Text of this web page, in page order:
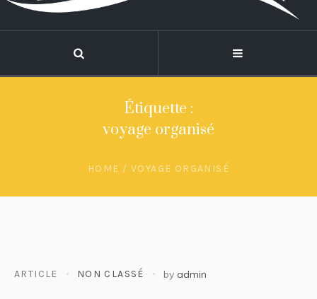
Étiquette :
voyage organisé
HOME / VOYAGE ORGANISÉ
ARTICLE NON CLASSÉ by admin